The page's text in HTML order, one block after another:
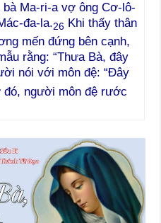
Ma-ri-a vợ ông Cơ-lô-
đa-la.26 Khi thấy thân
mến đứng bên cạnh,
rằng: “Thưa Bà, đây
nói với môn đệ: “Đây
đó, người môn đệ rước